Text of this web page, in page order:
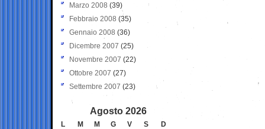
Marzo 2008 (39)
Febbraio 2008 (35)
Gennaio 2008 (36)
Dicembre 2007 (25)
Novembre 2007 (22)
Ottobre 2007 (27)
Settembre 2007 (23)
Agosto 2026
L M M G V S
D